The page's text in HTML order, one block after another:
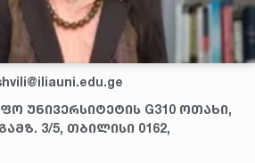
უნივერსიტეტის G310 ოთახი,
3/5, თბილისი 0162,